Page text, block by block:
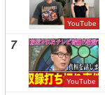
YouTube
7
YouTube